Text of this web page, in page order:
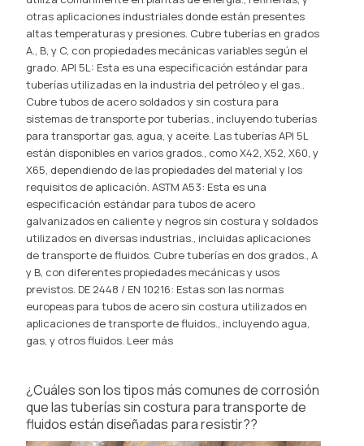
otras aplicaciones industriales donde están presentes
altas temperaturas y presiones. Cubre tuberías en grados
A., B, y C, con propiedades mecánicas variables según el
grado. API 5L: Esta es una especificación estándar para
tuberías utilizadas en la industria del petróleo y el gas..
Cubre tubos de acero soldados y sin costura para
sistemas de transporte por tuberías., incluyendo tuberías
para transportar gas, agua, y aceite. Las tuberías API 5L
están disponibles en varios grados., como X42, X52, X60, y
X65, dependiendo de las propiedades del material y los
requisitos de aplicación. ASTM A53: Esta es una
especificación estándar para tubos de acero
galvanizados en caliente y negros sin costura y soldados
utilizados en diversas industrias., incluidas aplicaciones
de transporte de fluidos. Cubre tuberías en dos grados., A
y B, con diferentes propiedades mecánicas y usos
previstos. DE 2448 / EN 10216: Estas son las normas
europeas para tubos de acero sin costura utilizados en
aplicaciones de transporte de fluidos., incluyendo agua,
gas, y otros fluidos. Leer más
¿Cuáles son los tipos más comunes de corrosión
que las tuberías sin costura para transporte de
fluidos están diseñadas para resistir??